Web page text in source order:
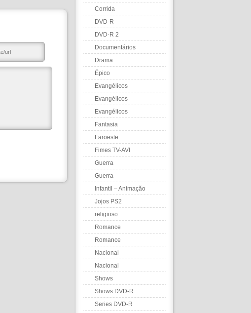
Corrida
DVD-R
DVD-R 2
Documentários
Drama
Épico
Evangélicos
Evangélicos
Evangélicos
Fantasia
Faroeste
Fimes TV-AVI
Guerra
Guerra
Infantil – Animação
Jojos PS2
religioso
Romance
Romance
Nacional
Nacional
Shows
Shows DVD-R
Series DVD-R